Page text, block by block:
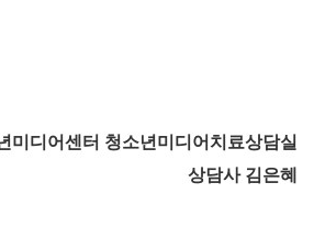
미디어센터 청소년미디어치료상담실
상담사 김은혜